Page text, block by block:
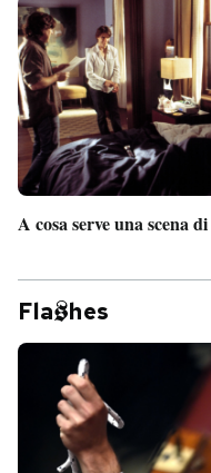
A cosa serve una scena di
Fla hes